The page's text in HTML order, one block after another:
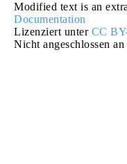
Modified text is an
Documentation
Lizenziert unter CC
Nicht angeschlossen an